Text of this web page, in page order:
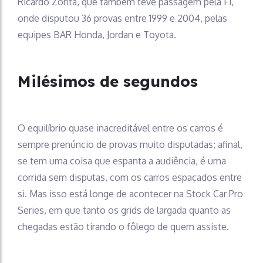
onde disputou 36 provas entre 1999 e 2004, pelas
equipes BAR Honda, Jordan e Toyota.
Milésimos de segundos
O equilíbrio quase inacreditável entre os carros é
sempre prenúncio de provas muito disputadas; afinal,
se tem uma coisa que espanta a audiência, é uma
corrida sem disputas, com os carros espaçados entre
si. Mas isso está longe de acontecer na Stock Car Pro
Series, em que tanto os grids de largada quanto as
chegadas estão tirando o fôlego de quem assiste.